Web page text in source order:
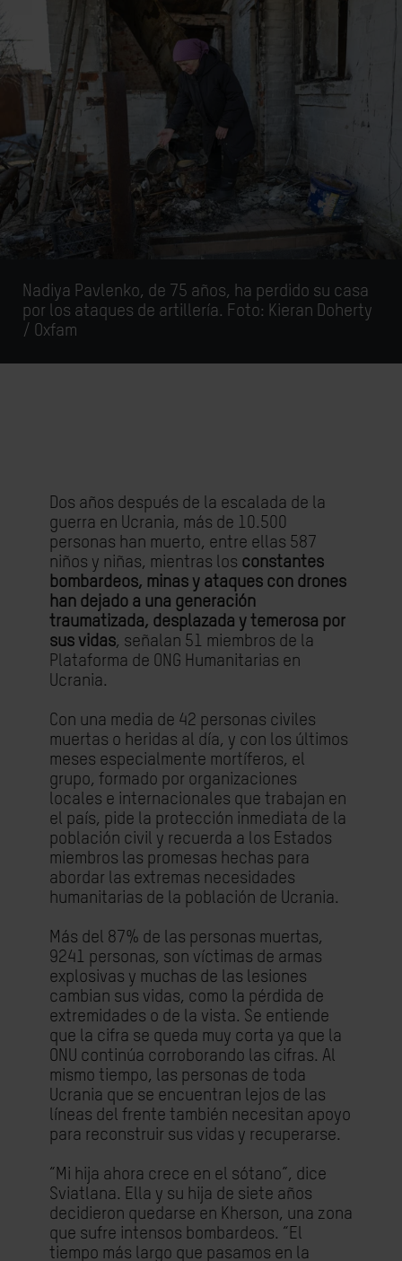
Nadiya Pavlenko, de 75 años, ha perdido su casa
por los ataques de artillería. Foto: Kieran Doherty
/ Oxfam
Dos años después de la escalada de la
guerra en Ucrania, más de 10.500
personas han muerto, entre ellas 587
niños y niñas, mientras los constantes
bombardeos, minas y ataques con drones
han dejado a una generación
traumatizada, desplazada y temerosa por
sus vidas, señalan 51 miembros de la
Plataforma de ONG Humanitarias en
Ucrania.
Con una media de 42 personas civiles
muertas o heridas al día, y con los últimos
meses especialmente mortíferos, el
grupo, formado por organizaciones
locales e internacionales que trabajan en
el país, pide la protección inmediata de la
población civil y recuerda a los Estados
miembros las promesas hechas para
abordar las extremas necesidades
humanitarias de la población de Ucrania.
Más del 87% de las personas muertas,
9241 personas, son víctimas de armas
explosivas y muchas de las lesiones
cambian sus vidas, como la pérdida de
extremidades o de la vista. Se entiende
que la cifra se queda muy corta ya que la
ONU continúa corroborando las cifras. Al
mismo tiempo, las personas de toda
Ucrania que se encuentran lejos de las
líneas del frente también necesitan apoyo
para reconstruir sus vidas y recuperarse.
“Mi hija ahora crece en el sótano”, dice
Sviatlana. Ella y su hija de siete años
decidieron quedarse en Kherson, una zona
que sufre intensos bombardeos. “El
tiempo más largo que pasamos en la